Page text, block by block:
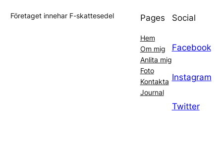
Företaget innehar F-skattesedel Pages
Hem
Om mig
Anlita mig
Foto
Kontakta
Journal
Social
Facebook
Instagram
Twitter